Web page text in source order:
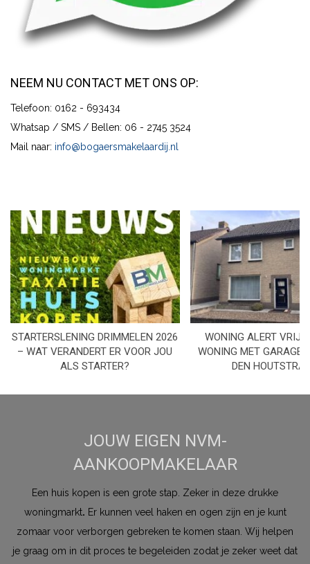
NEEM NU CONTACT MET ONS OP:
Telefoon: 0162 - 693434
Whatsap / SMS / Bellen: 06 - 2745 3524
Mail naar: info@bogaersmakelaardij.nl
STARTERSLENING DRIMMELEN 2026
– WAT VERANDERT ER VOOR JOU
ALS STARTER?
WONING ALERT
WONING MET GARAGE
DEN
JOUW EIGEN NVM-
AANKOOPMAKELAAR
Een huis kopen is een grote stap. Zeker in deze drukke
woningmarkt. Er kunnen veel haken en ogen zijn en je kunt
zomaar voor verborgen gebreken te komen staan. Wij helpen
je graag om in dit proces te begeleiden zodat je zeker weet dat